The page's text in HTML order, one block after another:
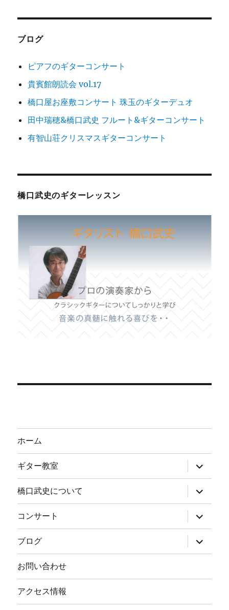
ン
ブログ
ピアフのギターコンサート
貴賓館朗読会 vol.17
橋口屋お座敷コンサート 珠玉のギターデュオ
田中瑞穂&橋口武史 フルート&ギターコンサート
有智山荘クリスマスギターコンサート
橋口武史のギターレッスン
ホーム
ギター教室
サ
ブ
メ
ニ
ュ
ー
を
展
開
橋口武史について
サ
ブ
メ
ニ
ュ
ー
を
展
開
コンサート
サ
ブ
メ
ニ
ュ
ー
開
ブログ
サ
ブ
メ
ー
開
お問い合わせ
アクセス情報